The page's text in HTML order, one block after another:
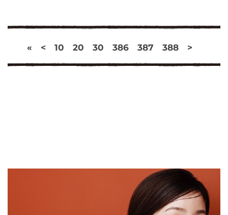
« < 10 20 30 386 387 388 >